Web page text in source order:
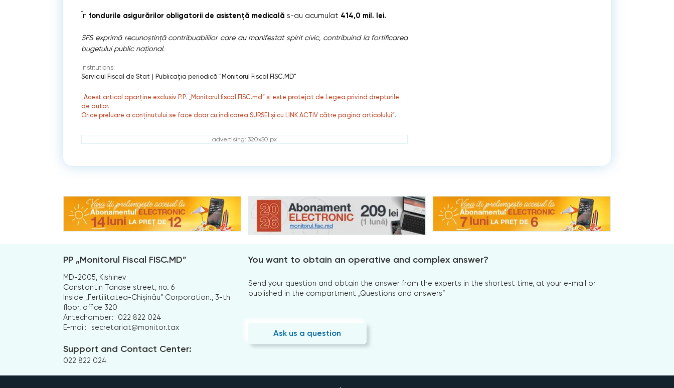
În fondurile asigurărilor obligatorii de asistență medicală s-au acumulat 414,0 mil. lei.
SFS exprimă recunoștință contribuabililor care au manifestat spirit civic, contribuind la fortificarea
bugetului public național.
Institutions:
Serviciul Fiscal de Stat
Publicaţia periodică "Monitorul Fiscal FISC.MD"
„Acest articol aparține exclusiv P.P. „Monitorul fiscal FISC.md” și este protejat de Legea privind drepturile
de autor.
Orice preluare a conținutului se face doar cu indicarea SURSEI și cu LINK ACTIV către pagina articolului”.
advertising: 320x50 px
PP „Monitorul Fiscal FISC.MD”
MD-2005, Kishinev
Constantin Tanase street, no. 6
Inside „Fertilitatea-Chișinău” Corporation., 3-th
floor, office 320
Antechamber:
022 822 024
E-mail:
secretariat@monitor.tax
Support and Contact Center:
022 822 024
You want to obtain an operative and complex answer?
Send your question and obtain the answer from the experts in the shortest time, at your e-mail or
published in the compartment „Questions and answers”
Ask us a question